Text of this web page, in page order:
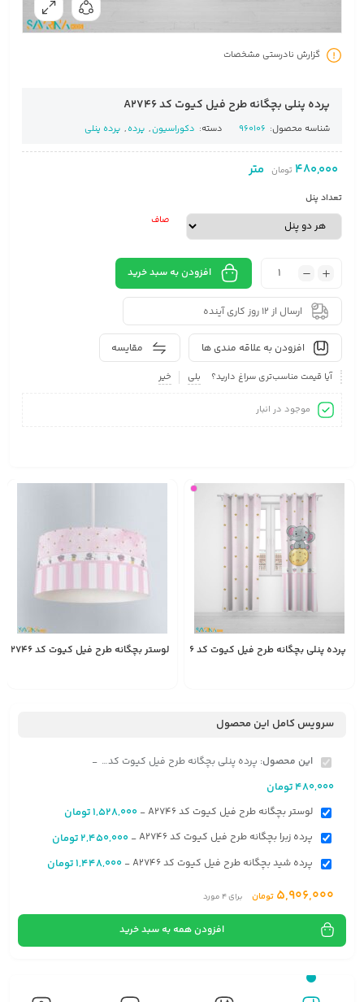
گزارش نادرستی مشخصات
پرده پنلی بچگانه طرح فیل کیوت کد A2746
شناسه محصول: 960106 دسته: دکوراسیون, پرده, پرده پنلی
480,000 تومان متر
تعداد پنل
صاف
افزودن به سبد خرید
ارسال از 12 روز کاری آینده
مقایسه افزودن به علاقه مندی ها
آیا قیمت مناسب‌تری سراغ دارید؟ بلی خیر
موجود در انبار
پرده پنلی بچگانه طرح فیل کیوت کد A2746 لوستر بچگانه طرح فیل کیوت کد A2746
سرویس کامل این محصول
این محصول: پرده پنلی بچگانه طرح فیل کیوت کد A2746 -
480,000تومان
لوستر بچگانه طرح فیل کیوت کد A2746 -
1,528,000تومان
پرده زبرا بچگانه طرح فیل کیوت کد A2746 -
2,450,000تومان
پرده شید بچگانه طرح فیل کیوت کد A2746 -
1,448,000تومان
5,906,000 تومان برای4مورد
افزودن همه به سبد خرید